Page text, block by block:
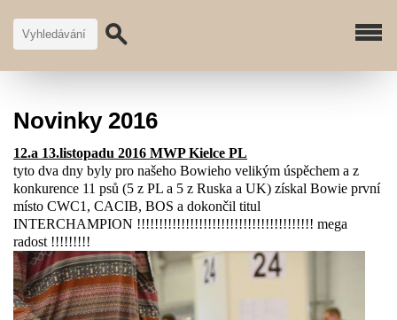
Novinky 2016
12.a 13.listopadu 2016 MWP Kielce PL
tyto dva dny byly pro našeho Bowieho velikým úspěchem a z
konkurence 11 psů (5 z PL a 5 z Ruska a UK) získal Bowie první
místo CWC1, CACIB, BOS a dokončil titul
INTERCHAMPION !!!!!!!!!!!!!!!!!!!!!!!!!!!!!!!!!!!!!!!! mega
radost !!!!!!!!!